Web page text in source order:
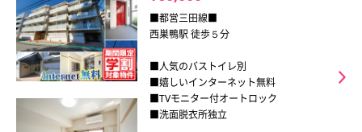
■都営三田線■
西巣鴨駅 徒歩５分
■人気のバストイレ別
■嬉しいインターネット無料
■TVモニター付オートロック
■洗面脱衣所独立